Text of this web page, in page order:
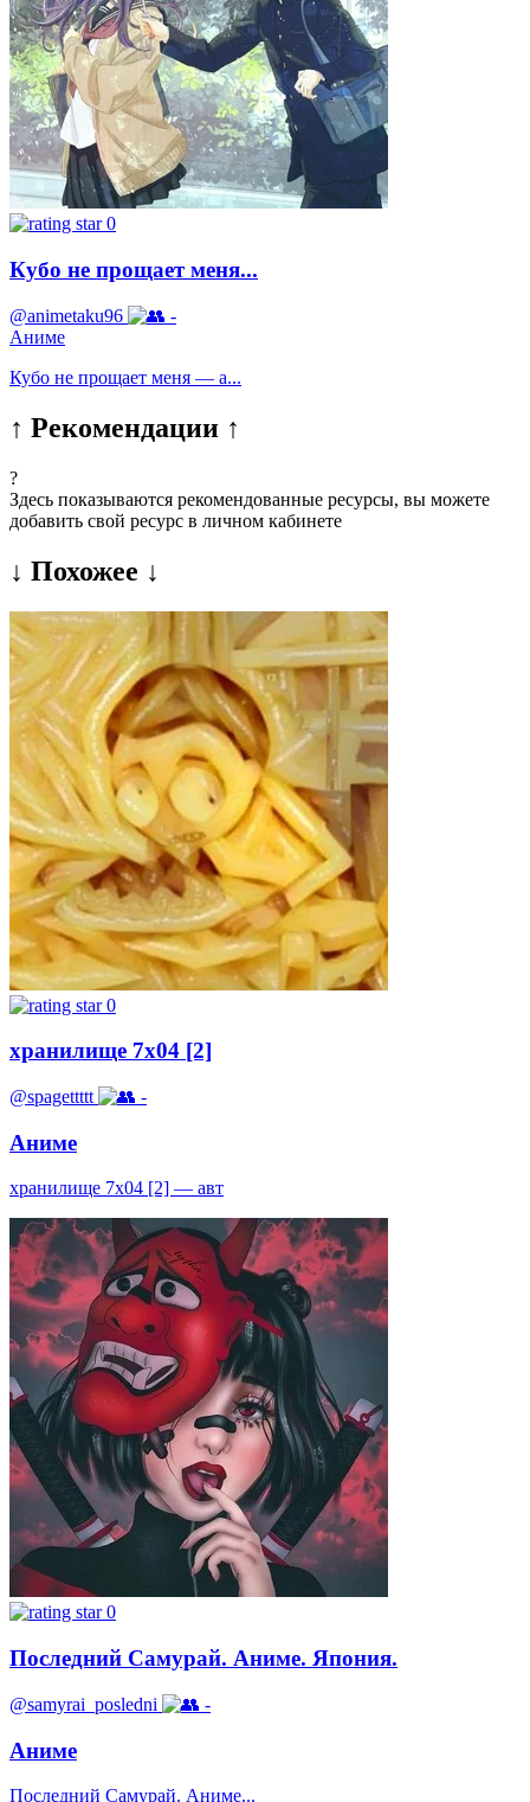
0
Кубо не прощает меня...
@animetaku96
-
Аниме
Кубо не прощает меня — а...
↑ Рекомендации ↑
?
Здесь показываются рекомендованные ресурсы, вы можете
добавить свой ресурс в личном кабинете
↓ Похожее ↓
0
хранилище 7x04 [2]
@spagettttt -
Аниме
хранилище 7x04 [2] — авт
0
Последний Самурай. Аниме. Япония.
@samyrai_posledni -
Аниме
Последний Самурай. Аниме...